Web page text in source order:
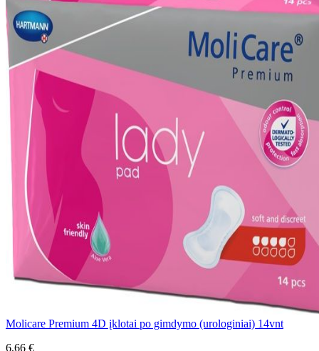
Molicare Premium 4D įklotai po gimdymo (urologiniai) 14vnt
6,66 €